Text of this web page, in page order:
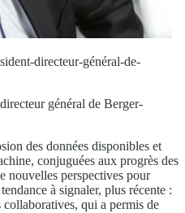
directeur-général-de-
général de Berger-
des données disponibles et
conjuguées aux progrès des
nouvelles perspectives pour
à signaler, plus récente :
qui a permis de